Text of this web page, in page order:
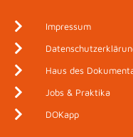
Impressum
Haus des
Jobs & Praktika
DOKapp